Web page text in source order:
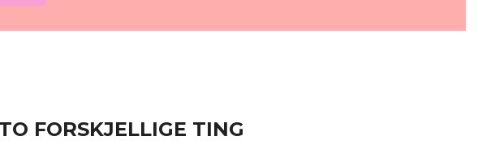
FORSKJELLIGE TING